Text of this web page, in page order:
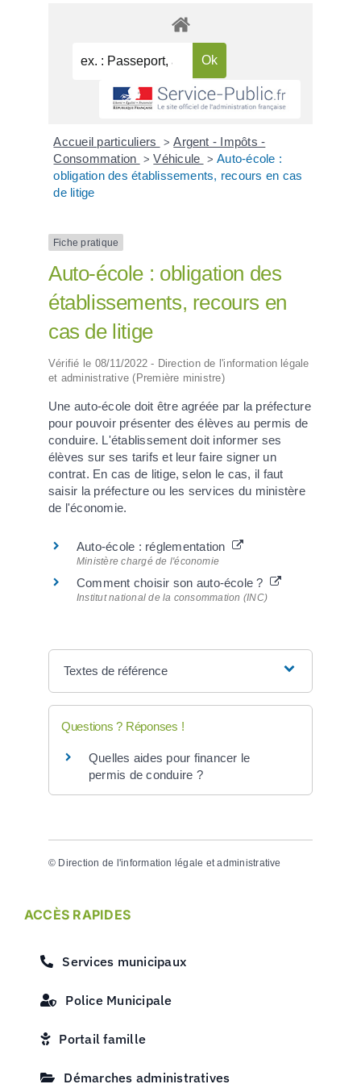
Accueil particuliers > Argent - Impôts -
Consommation > Véhicule > Auto-école :
obligation des établissements, recours en cas
de litige
Fiche pratique
Auto-école : obligation des
établissements, recours en
cas de litige
Vérifié le 08/11/2022 - Direction de l'information légale
et administrative (Première ministre)
Une auto-école doit être agréée par la préfecture
pour pouvoir présenter des élèves au permis de
conduire. L'établissement doit informer ses
élèves sur ses tarifs et leur faire signer un
contrat. En cas de litige, selon le cas, il faut
saisir la préfecture ou les services du ministère
de l'économie.
Auto-école : réglementation
Ministère chargé de l'économie
Comment choisir son auto-école ?
Institut national de la consommation (INC)
Textes de référence
Questions ? Réponses !
Quelles aides pour financer le
permis de conduire ?
© Direction de l'information légale et administrative
ACCÈS RAPIDES
Services municipaux
Police Municipale
Portail famille
Démarches administratives